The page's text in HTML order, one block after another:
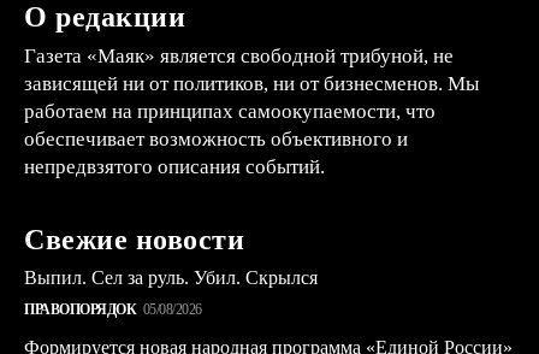
О редакции
Газета «Маяк» является свободной трибуной, не
зависящей ни от политиков, ни от бизнесменов. Мы
работаем на принципах самоокупаемости, что
обеспечивает возможность объективного и
непредвзятого описания событий.
Свежие новости
Выпил. Сел за руль. Убил. Скрылся
ПРАВОПОРЯДОК 05/08/2026
Формируется новая народная программа «Единой России»